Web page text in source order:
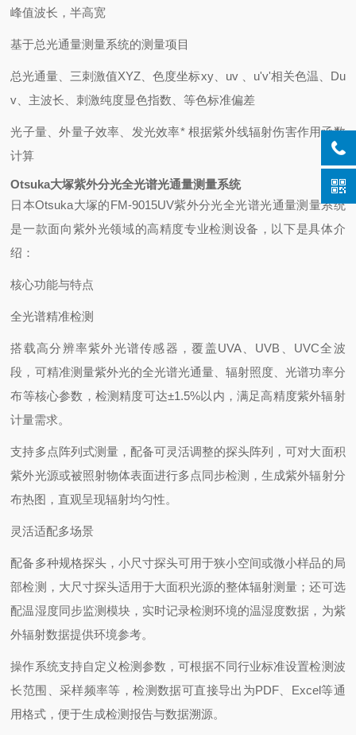
峰值波长，半高宽
基于总光通量测量系统的测量项目
总光通量、三刺激值XYZ、色度坐标xy、uv 、u'v'相关色温、Du
v、主波长、刺激纯度显色指数、等色标准偏差
光子量、外量子效率、发光效率* 根据紫外线辐射伤害作用函数
计算
Otsuka大塚紫外分光全光谱光通量测量系统
日本Otsuka大塚的FM-9015UV紫外分光全光谱光通量测量系统
是一款面向紫外光领域的高精度专业检测设备，以下是具体介
绍：
核心功能与特点
‌全光谱精准检测‌
搭载高分辨率紫外光谱传感器，覆盖UVA、UVB、UVC全波
段，可精准测量紫外光的全光谱光通量、辐射照度、光谱功率分
布等核心参数，检测精度可达±1.5%以内，满足高精度紫外辐射
计量需求。
支持多点阵列式测量，配备可灵活调整的探头阵列，可对大面积
紫外光源或被照射物体表面进行多点同步检测，生成紫外辐射分
布热图，直观呈现辐射均匀性。
‌灵活适配多场景‌
配备多种规格探头，小尺寸探头可用于狭小空间或微小样品的局
部检测，大尺寸探头适用于大面积光源的整体辐射测量；还可选
配温湿度同步监测模块，实时记录检测环境的温湿度数据，为紫
外辐射数据提供环境参考。
操作系统支持自定义检测参数，可根据不同行业标准设置检测波
长范围、采样频率等，检测数据可直接导出为PDF、Excel等通
用格式，便于生成检测报告与数据溯源。